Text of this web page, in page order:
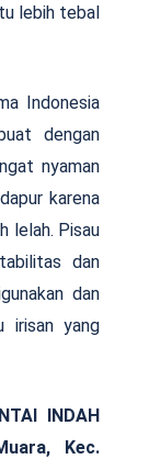
lebih tebal
Indonesia
dengan
nyaman
karena
lelah. Pisau
dan
dan
irisan yang
INDAH
Kec.